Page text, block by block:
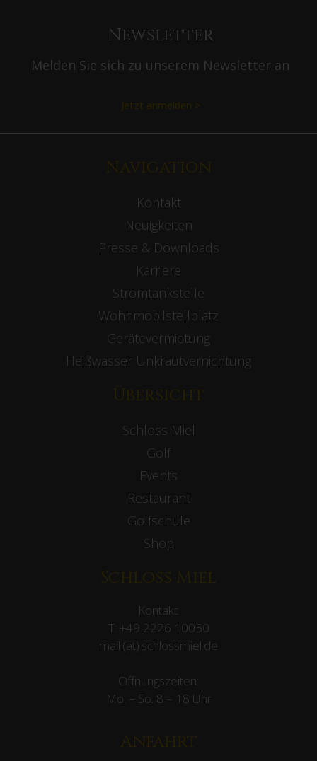
Newsletter
Melden Sie sich zu unserem Newsletter an
Jetzt anmelden >
Navigation
Kontakt
Neuigkeiten
Presse & Downloads
Karriere
Stromtankstelle
Wohnmobilstellplatz
Gerätevermietung
Heißwasser Unkrautvernichtung
Übersicht
Schloss Miel
Golf
Events
Restaurant
Golfschule
Shop
Schloss Miel
Kontakt:
T: +49 2226 10050
mail (at) schlossmiel.de
Öffnungszeiten:
Mo. – So. 8 – 18 Uhr
Anfahrt